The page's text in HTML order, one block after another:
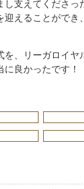
し支えてくださっ
迎えることができ
を、リーガロイヤ
良かったです！